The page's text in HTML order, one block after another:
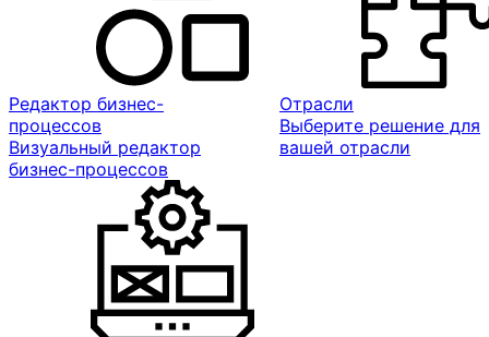
Редактор бизнес-
процессов
Визуальный редактор
бизнес-процессов
Отрасли
Выберите решение для
вашей отрасли